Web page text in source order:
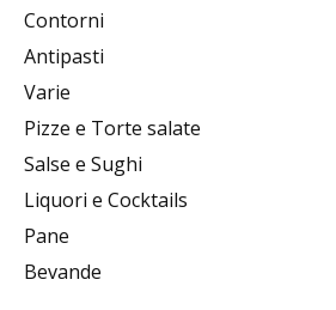
Contorni
Antipasti
Varie
Pizze e Torte salate
Salse e Sughi
Liquori e Cocktails
Pane
Bevande